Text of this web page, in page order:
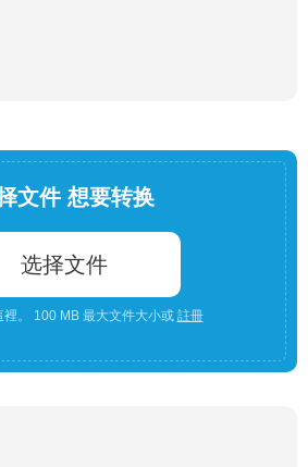
文件 想要转换
选择文件
裡。 100 MB 最大文件大小或 註冊